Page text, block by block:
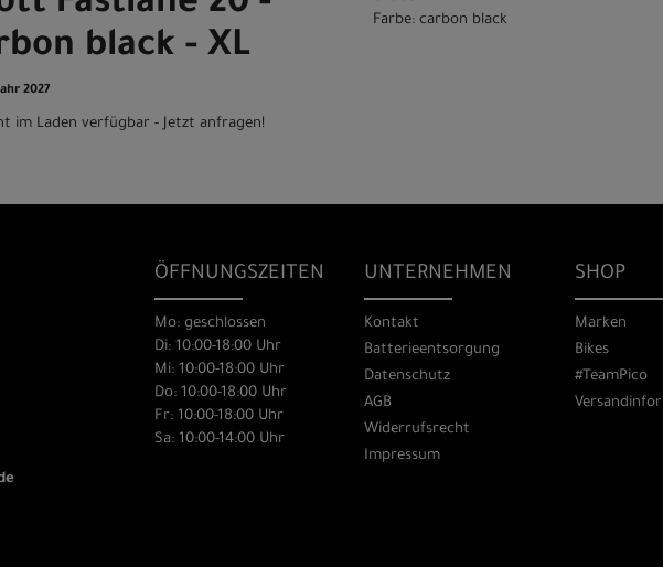
black - XL
2027
im Laden verfügbar - Jetzt anfragen!
Farbe: carbon black
ÖFFNUNGSZEITEN
Mo: geschlossen
Di: 10:00-18:00 Uhr
Mi: 10:00-18:00 Uhr
Do: 10:00-18:00 Uhr
Fr: 10:00-18:00 Uhr
Sa: 10:00-14:00 Uhr
UNTERNEHMEN
Kontakt
Batterieentsorgung
Datenschutz
AGB
Widerrufsrecht
Impressum
SHOP
Marken
Bikes
#TeamPico